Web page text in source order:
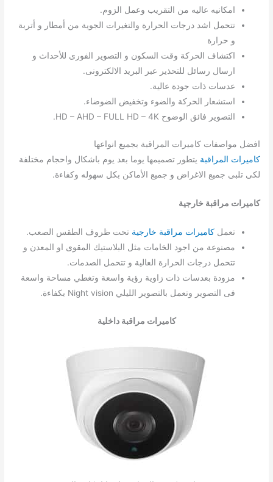
امكانيه عاليه من التقريب وعمل الزوم.
تتحمل اشد درجات الحرارة والتغيرات الجوية من أمطار و أتربة
و حرارة
اكتشاف الحركة وقت السكون و التصوير الفورى للأحداث و
ارسال رسائل للتحذير عبر البريد الالكترونى.
عدسات ذات جودة عالية.
استشعار الحركة والضوء وتخفيض الضوضاء.
التصوير فائق الوضوح HD – AHD – FULL HD – 4K.
افضل مواصفات كاميرات المراقبة بجميع انواعها
كاميرات المراقبة يتطور تصميمها يوما بعد يوم باشكال واحجام مختلفة
لكى تلبى جميع الاغراض و جميع الأماكن بكل سهوله وكفاءة.
كاميرات مراقبة خارجية
تعملكاميرات مراقبة خارجية تحت ظروف الطقس الصعب.
مصنوعة من اجود الخامات مثل البلاستيك المقوى او المعدن و
تتحمل درجات الحرارة العالية و تتحمل الصدمات.
مزودة بعدسات ذات زاوية رؤية واسعة وتغطي مساحة واسعة
فى التصوير وتعمل بالتصوير الليلي Night vision بكفاءة.
كاميرات مراقبة داخلية